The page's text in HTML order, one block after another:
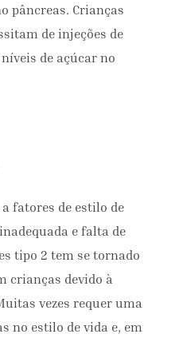
pâncreas. Crianças
de injeções de
de açúcar no
fatores de estilo de
e falta de
tipo 2 tem se tornado
crianças devido à
vezes requer uma
no estilo de vida e, em